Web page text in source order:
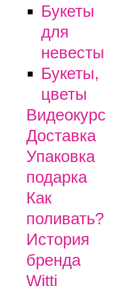
Букеты
для
невесты
Букеты,
цветы
Видеокурс
Доставка
Упаковка
подарка
Как
поливать?
История
бренда
Witti